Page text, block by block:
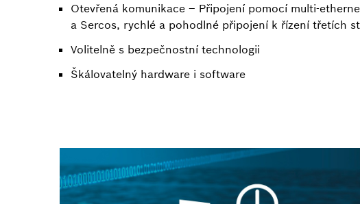
Otevřená komunikace – Připojení pomocí multi-
a Sercos, rychlé a pohodlné připojení k řízení třetích
Volitelně s bezpečnostní technologii
Škálovatelný hardware i software